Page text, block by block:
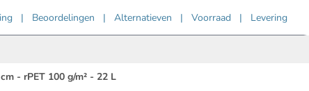
| Beoordelingen | Alternatieven | Voorraad | Levering
- rPET 100 g/m² - 22 L